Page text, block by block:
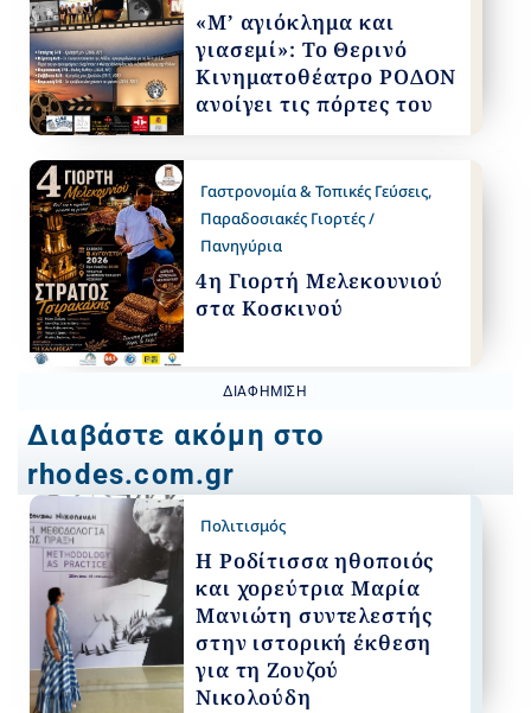
«Μ’ αγιόκλημα και
γιασεμί»: Το Θερινό
Κινηματοθέατρο ΡΟΔΟΝ
ανοίγει τις πόρτες του
Γαστρονομία & Τοπικές Γεύσεις,
Παραδοσιακές Γιορτές /
Πανηγύρια
4η Γιορτή Μελεκουνιού
στα Κοσκινού
ΔΙΑΦΉΜΙΣΗ
Διαβάστε ακόμη στο
rhodes.com.gr
Πολιτισμός
Η Ροδίτισσα ηθοποιός
και χορεύτρια Μαρία
Μανιώτη συντελεστής
στην ιστορική έκθεση
για τη Ζουζού
Νικολούδη